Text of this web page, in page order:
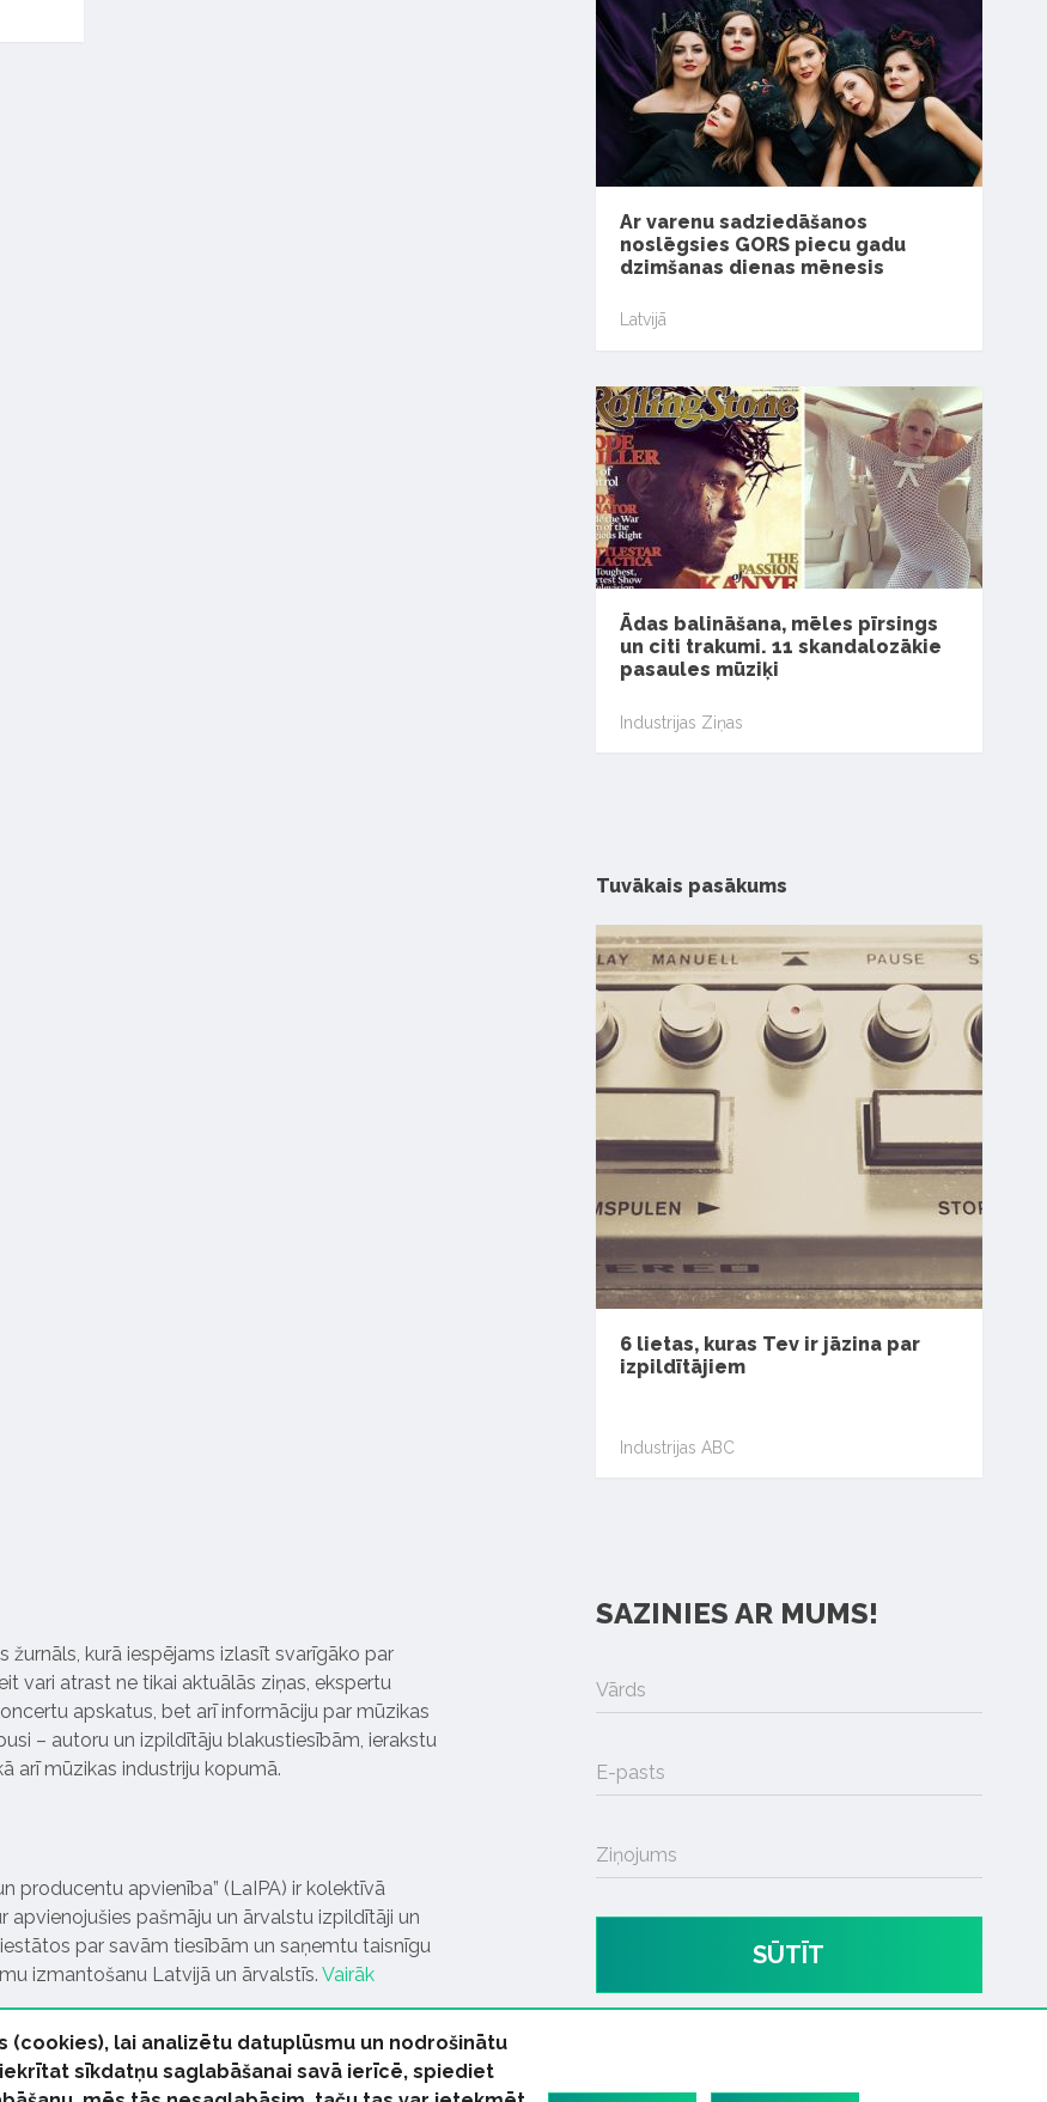
Ar varenu sadziedāšanos
noslēgsies GORS piecu gadu
dzimšanas dienas mēnesis
Latvijā
Ādas balināšana, mēles pīrsings
un citi trakumi. 11 skandalozākie
pasaules mūziķi
Industrijas Ziņas
Tuvākais pasākums
6 lietas, kuras Tev ir jāzina par
izpildītājiem
Industrijas ABC
žurnāls, kurā iespējams izlasīt svarīgāko par
vari atrast ne tikai aktuālās ziņas, ekspertu
apskatus, bet arī informāciju par mūzikas
– autoru un izpildītāju blakustiesībām, ierakstu
arī mūzikas industriju kopumā.
producentu apvienība” (LaIPA) ir kolektīvā
apvienojušies pašmāju un ārvalstu izpildītāji un
par savām tiesībām un saņemtu taisnīgu
izmantošanu Latvijā un ārvalstīs. Vairāk
SAZINIES AR MUMS!
Vārds
E-pasts
Ziņojums
SŪTĪT
(cookies), lai analizētu datuplūsmu un nodrošinātu
sīkdatņu saglabāšanai savā ierīcē, spiediet